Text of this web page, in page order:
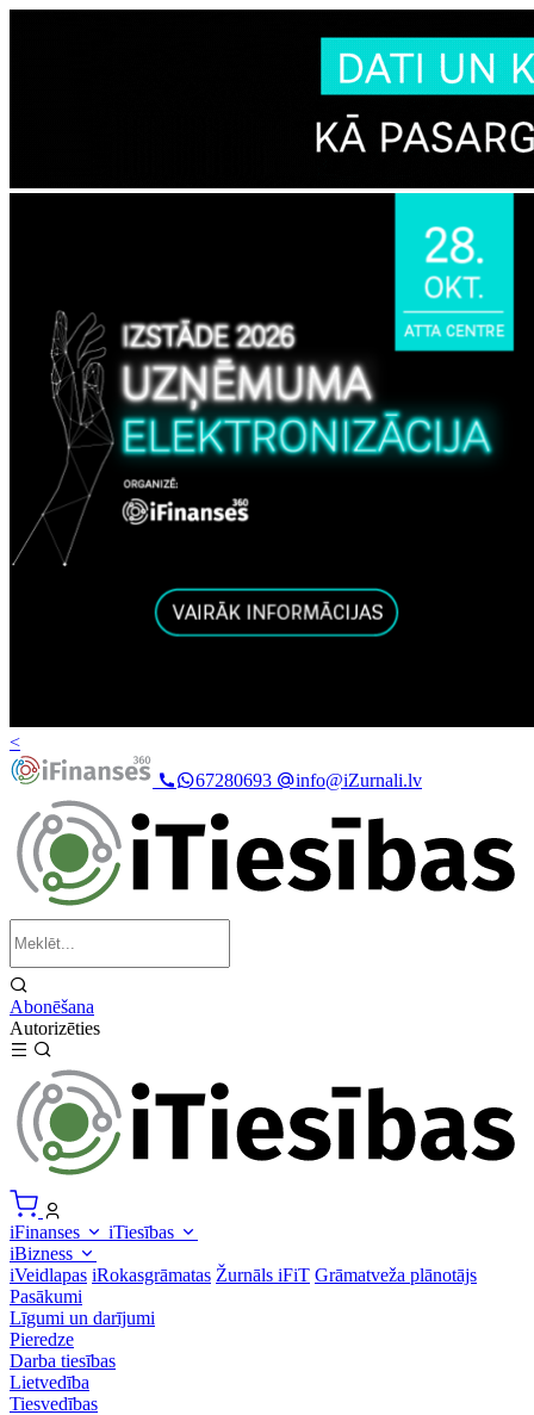
<
67280693
info@iZurnali.lv
Abonēšana
Autorizēties
iFinanses
iTiesības
iBizness
iVeidlapas iRokasgrāmatas Žurnāls iFiT Grāmatveža plānotājs
Pasākumi
Līgumi un darījumi
Pieredze
Darba tiesības
Lietvedība
Tiesvedības